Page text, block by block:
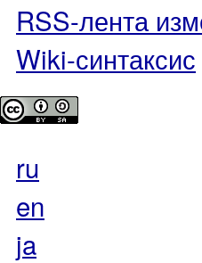
RSS-лента
Wiki-синтаксис
ru
en
ja